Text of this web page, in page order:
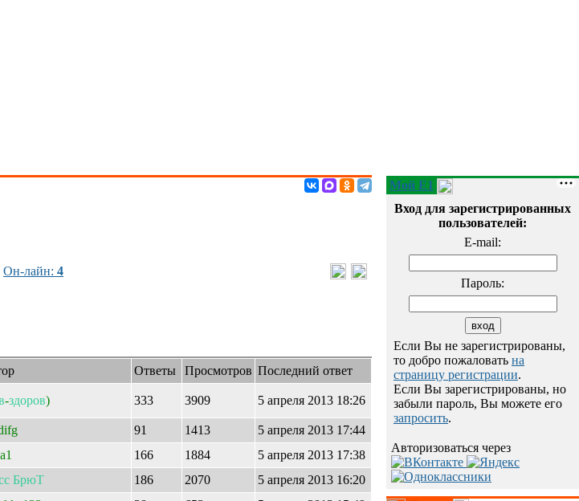
Он-лайн: 4
Ответы Просмотров Последний ответ
-здоров) 333 3909 5 апреля 2013 18:26
91 1413
5 апреля 2013 17:44
166 1884
5 апреля 2013 17:38
БрюТ 186 2070
5 апреля 2013 16:20
Мой E1
Вход для зарегистрированных
пользователей:
E-mail:
Пароль:
Если Вы не зарегистрированы,
то добро пожаловать на
страницу регистрации.
Если Вы зарегистрированы, но
забыли пароль, Вы можете его
запросить.
Авторизоваться через